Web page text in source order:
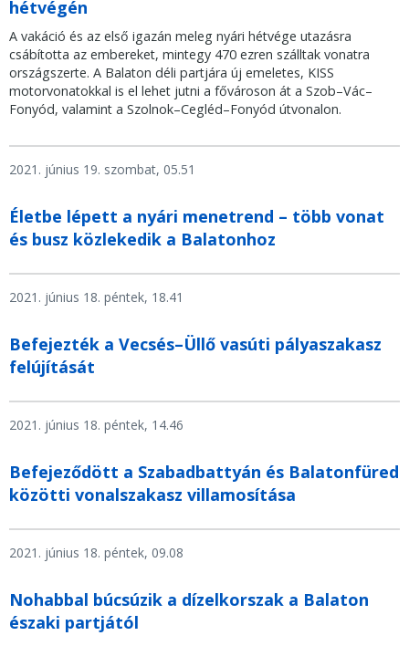
hétvégén
A vakáció és az első igazán meleg nyári hétvége utazásra
csábította az embereket, mintegy 470 ezren szálltak vonatra
országszerte. A Balaton déli partjára új emeletes, KISS
motorvonatokkal is el lehet jutni a fővároson át a Szob–Vác–
Fonyód, valamint a Szolnok–Cegléd–Fonyód útvonalon.
2021. június 19. szombat, 05.51
Életbe lépett a nyári menetrend – több vonat
és busz közlekedik a Balatonhoz
2021. június 18. péntek, 18.41
Befejezték a Vecsés–Üllő vasúti pályaszakasz
felújítását
2021. június 18. péntek, 14.46
Befejeződött a Szabadbattyán és Balatonfüred
közötti vonalszakasz villamosítása
2021. június 18. péntek, 09.08
Nohabbal búcsúzik a dízelkorszak a Balaton
északi partjától